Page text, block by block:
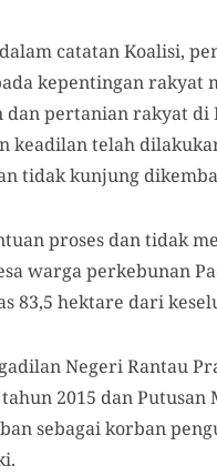
catatan Koalisi,
kepentingan rakyat
pertanian rakyat di
keadilan telah
tidak kunjung
proses dan tidak
warga perkebunan
83,5 hektare dari
Negeri Rantau
2015 dan
sebagai korban